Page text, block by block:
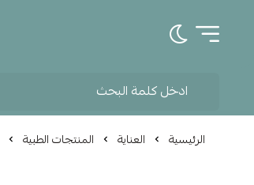
تبديل الوضع الداكن
الرئيسية العناية المنتجات الطبية